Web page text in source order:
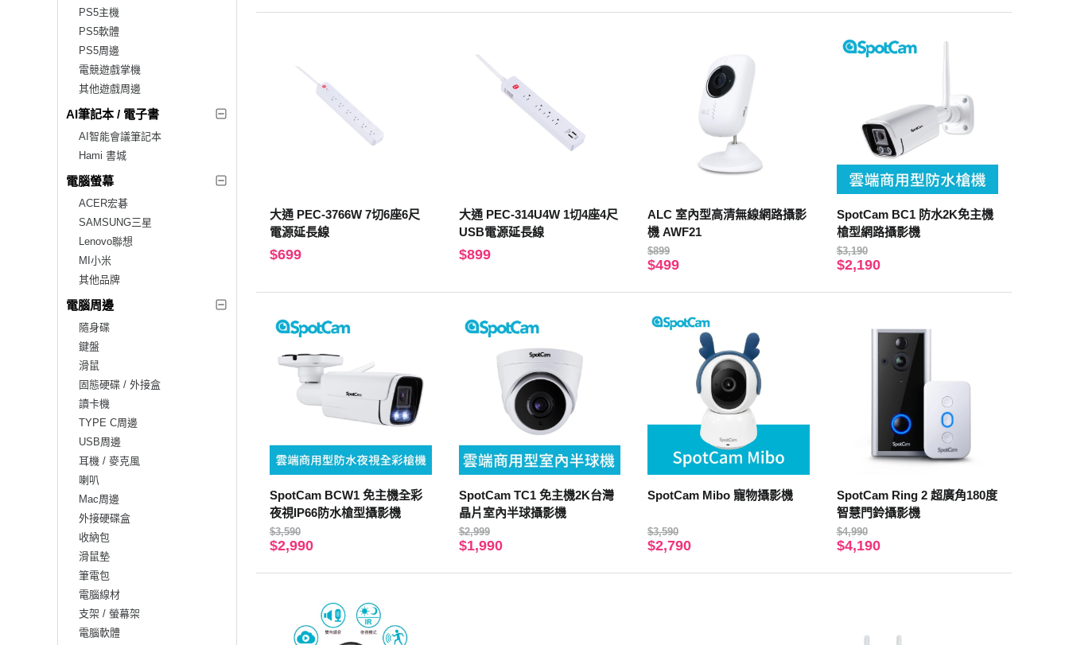
PS5主機
PS5軟體
PS5周邊
電競遊戲掌機
其他遊戲周邊
AI筆記本 / 電子書
AI智能會議筆記本
Hami 書城
電腦螢幕
ACER宏碁
SAMSUNG三星
Lenovo聯想
MI小米
其他品牌
電腦周邊
隨身碟
鍵盤
滑鼠
固態硬碟 / 外接盒
讀卡機
TYPE C周邊
USB周邊
耳機 / 麥克風
喇叭
Mac周邊
外接硬碟盒
收納包
滑鼠墊
筆電包
電腦線材
支架 / 螢幕架
電腦軟體
大通 PEC-3766W 7切6座6尺
電源延長線
$699
大通 PEC-314U4W 1切4座4尺
USB電源延長線
$899
ALC 室內型高清無線網路攝影
機 AWF21
$899
$499
SpotCam BC1 防水2K免主機
槍型網路攝影機
$3,190
$2,190
SpotCam BCW1 免主機全彩
夜視IP66防水槍型攝影機
$3,590
$2,990
SpotCam TC1 免主機2K台灣
晶片室內半球攝影機
$2,999
$1,990
SpotCam Mibo 寵物攝影機
$3,590
$2,790
SpotCam Ring 2 超廣角180度
智慧門鈴攝影機
$4,990
$4,190